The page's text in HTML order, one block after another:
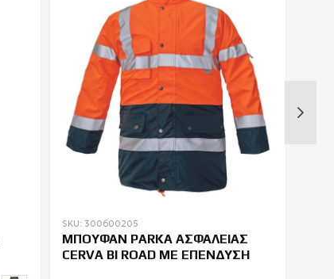
SKU: 300600205
ΜΠΟΥΦΑΝ PARKA ΑΣΦΑΛΕΙΑΣ
CERVA BI ROAD ΜΕ ΕΠΕΝΔΥΣΗ